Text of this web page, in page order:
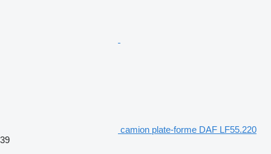
camion plate-forme DAF LF55.220
39